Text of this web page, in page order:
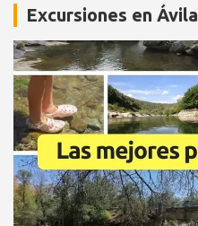
Excursiones en Ávila